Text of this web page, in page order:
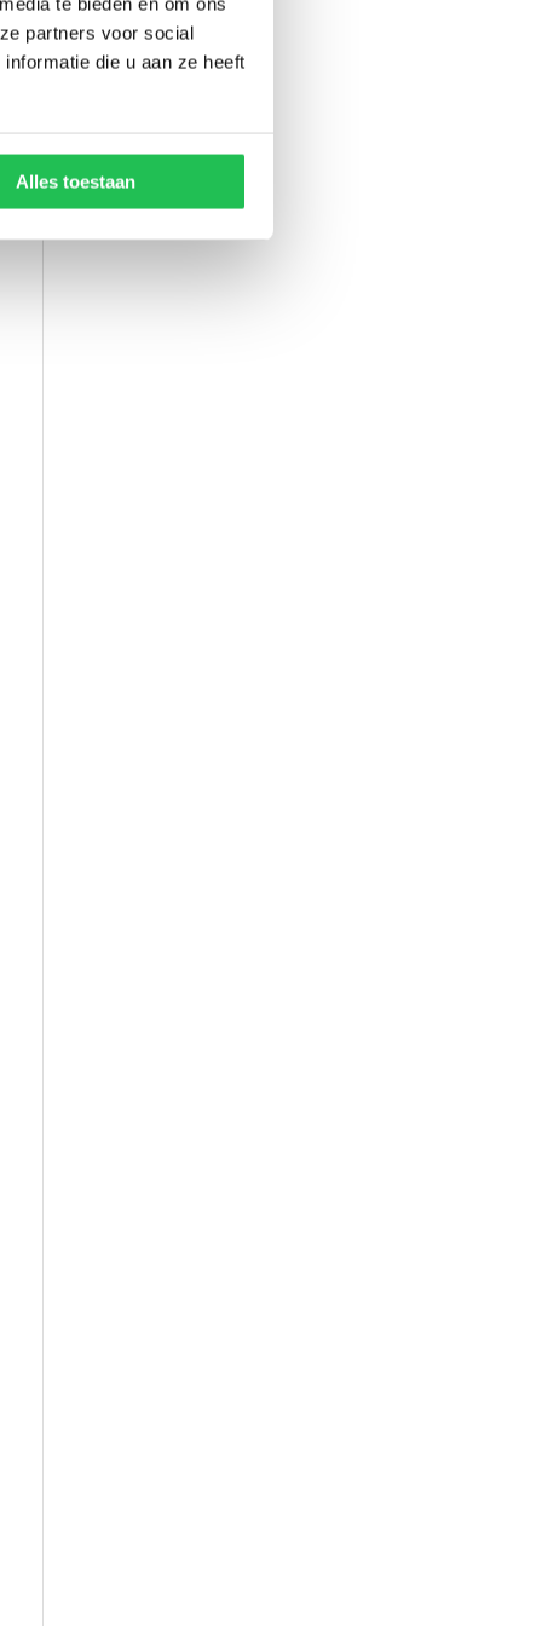
partners voor social
die u aan ze heeft
Alles toestaan